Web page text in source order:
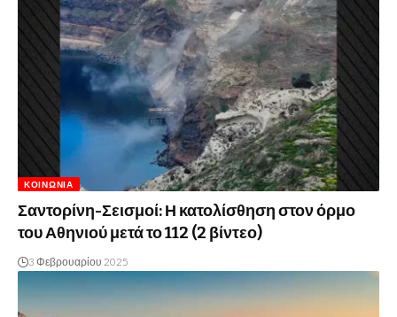
ΚΟΙΝΩΝΊΑ
Σαντορίνη-Σεισμοί: Η κατολίσθηση στον όρμο
του Αθηνιού μετά το 112 (2 βίντεο)
3 Φεβρουαρίου 2025